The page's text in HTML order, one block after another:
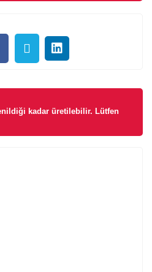
kadar üretilebilir. Lütfen